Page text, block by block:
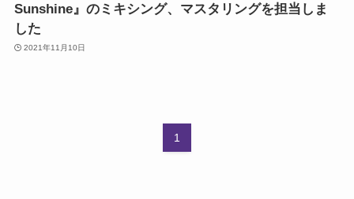
Sunshine』のミキシング、マスタリングを担当しま
した
2021年11月10日
1